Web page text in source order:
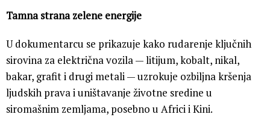
Tamna strana zelene energije
U dokumentarcu se prikazuje kako rudarenje ključnih
sirovina za električna vozila — litijum, kobalt, nikal,
bakar, grafit i drugi metali — uzrokuje ozbiljna kršenja
ljudskih prava i uništavanje životne sredine u
siromašnim zemljama, posebno u Africi i Kini.